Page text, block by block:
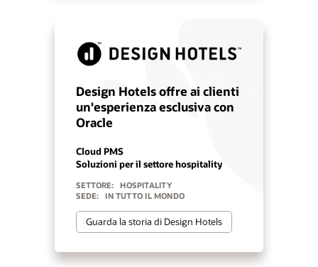
Design Hotels offre ai clienti
un'esperienza esclusiva con
Oracle
Cloud PMS
Soluzioni per il settore hospitality
SETTORE:
HOSPITALITY
SEDE:
IN TUTTO IL MONDO
Guarda la storia di Design Hotels